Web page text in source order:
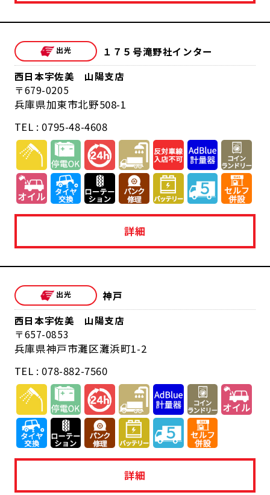
１７５号滝野社インター
西日本宇佐美 山陽支店
679-0205
兵庫県加東市北野508-1
TEL : 0795-48-4608
詳細
神戸
西日本宇佐美 山陽支店
657-0853
兵庫県神戸市灘区灘浜町1-2
TEL : 078-882-7560
詳細